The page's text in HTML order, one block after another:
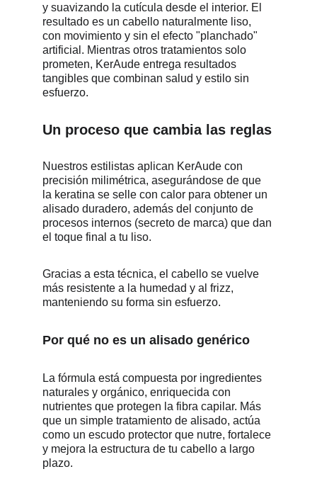
y suavizando la cutícula desde el interior. El
resultado es un cabello naturalmente liso,
con movimiento y sin el efecto "planchado"
artificial. Mientras otros tratamientos solo
prometen, KerAude entrega resultados
tangibles que combinan salud y estilo sin
esfuerzo.
Un proceso que cambia las reglas
Nuestros estilistas aplican KerAude con
precisión milimétrica, asegurándose de que
la keratina se selle con calor para obtener un
alisado duradero, además del conjunto de
procesos internos (secreto de marca) que dan
el toque final a tu liso.
Gracias a esta técnica, el cabello se vuelve
más resistente a la humedad y al frizz,
manteniendo su forma sin esfuerzo.
Por qué no es un alisado genérico
La fórmula está compuesta por ingredientes
naturales y orgánico, enriquecida con
nutrientes que protegen la fibra capilar. Más
que un simple tratamiento de alisado, actúa
como un escudo protector que nutre, fortalece
y mejora la estructura de tu cabello a largo
plazo.